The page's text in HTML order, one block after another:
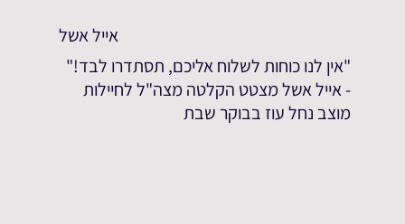
אייל אשל
"אין לנו כוחות לשלוח אליכם, תסתדרו לבד!"
- אייל אשל מצטט הקלטה מצה"ל לחיילות
מוצב נחל עוז בבוקר שבת